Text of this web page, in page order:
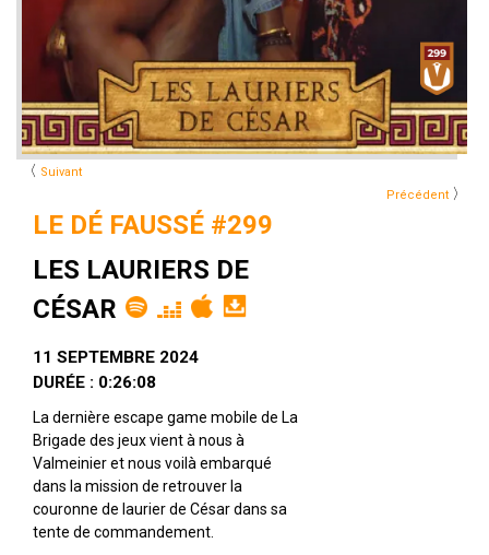
〈 Suivant
Précédent 〉
LE DÉ FAUSSÉ #299
LES LAURIERS DE
CÉSAR
11 SEPTEMBRE 2024
DURÉE : 0:26:08
La dernière escape game mobile de La
Brigade des jeux vient à nous à
Valmeinier et nous voilà embarqué
dans la mission de retrouver la
couronne de laurier de César dans sa
tente de commandement.